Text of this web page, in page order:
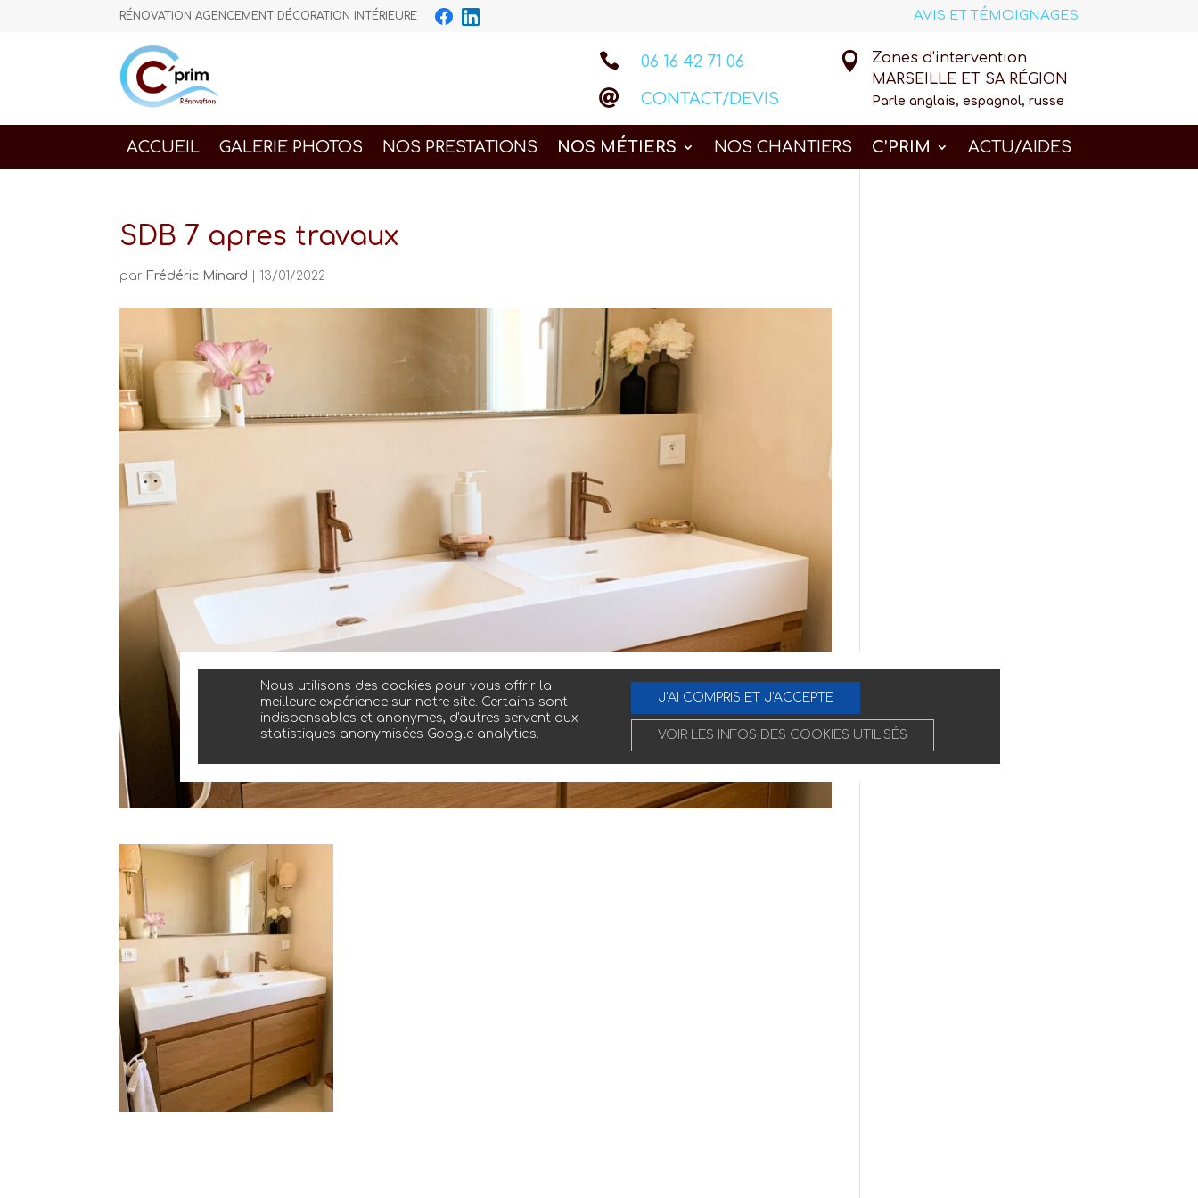
RÉNOVATION AGENCEMENT DÉCORATION INTÉRIEURE AVIS ET TÉMOIGNAGES
 06 16 42 71 06
 CONTACT/DEVIS

Zones d'intervention
MARSEILLE ET SA RÉGION
Parle anglais, espagnol, russe
ACCUEIL GALERIE PHOTOS NOS PRESTATIONS NOS MÉTIERS NOS CHANTIERS C’PRIM ACTU/AIDES
SDB 7 apres travaux
par Frédéric Minard 13/01/2022
Nous utilisons des cookies pour vous offrir la
meilleure expérience sur notre site. Certains sont
indispensables et anonymes, d'autres servent aux
statistiques anonymisées Google analytics.
J'AI COMPRIS ET J'ACCEPTE
VOIR LES INFOS DES COOKIES UTILISÉS